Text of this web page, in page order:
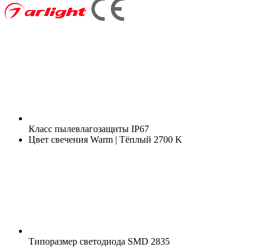
Класс пылевлагозащиты IP67
Цвет свечения Warm | Тёплый 2700 K
Типоразмер светодиода SMD 2835